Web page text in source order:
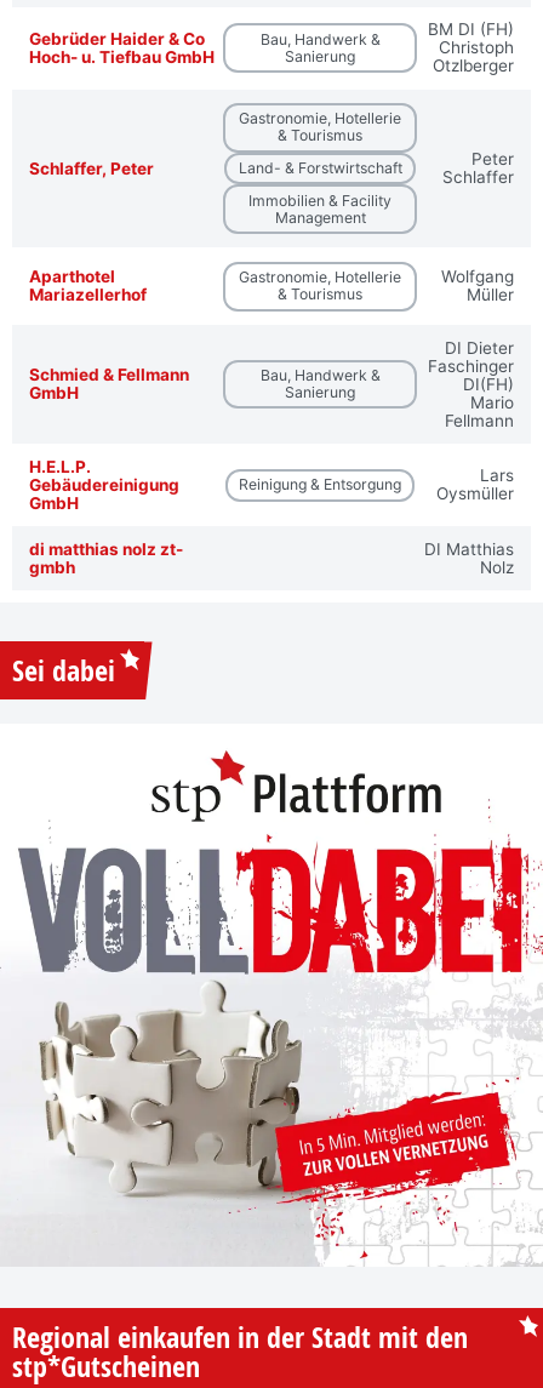
Gebrüder Haider & Co
Hoch- u. Tiefbau GmbH
Bau, Handwerk &
Sanierung
BM DI (FH)
Christoph
Otzlberger
Schlaffer, Peter
Gastronomie, Hotellerie
& Tourismus
Land- & Forstwirtschaft
Immobilien & Facility
Management
Peter
Schlaffer
Aparthotel
Mariazellerhof
Gastronomie, Hotellerie
& Tourismus
Wolfgang
Müller
Schmied & Fellmann
GmbH
Bau, Handwerk &
Sanierung
DI Dieter
Faschinger
DI(FH)
Mario
Fellmann
H.E.L.P.
Gebäudereinigung
GmbH
Reinigung & Entsorgung
Lars
Oysmüller
di matthias nolz zt-
gmbh
DI Matthias
Nolz
Sei dabei
Regional einkaufen in der Stadt mit den
stp*Gutscheinen